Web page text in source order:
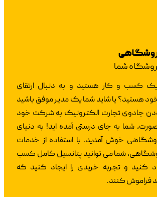
شما
کسب و کار هستید و به دنبال ارتقای
هستید؟ یا شاید شما یک مدیر موفق باشید
جادوی تجارت الکترونیک به شرکت خود
شما به جای درستی آمده اید! به دنیای
خوش آمدید. با استفاده از خدمات
شما می توانید پتانسیل کامل کسب
کنید و تجربه خریدی را ایجاد کنید که
فراموش کنند.